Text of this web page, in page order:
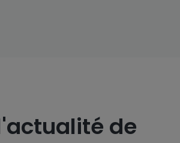
de